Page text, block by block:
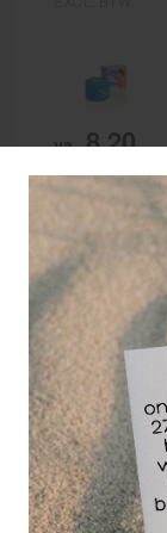
va.8,20
va.
8,20
EXCL. BTW
va.8,20
EXCL. BTW